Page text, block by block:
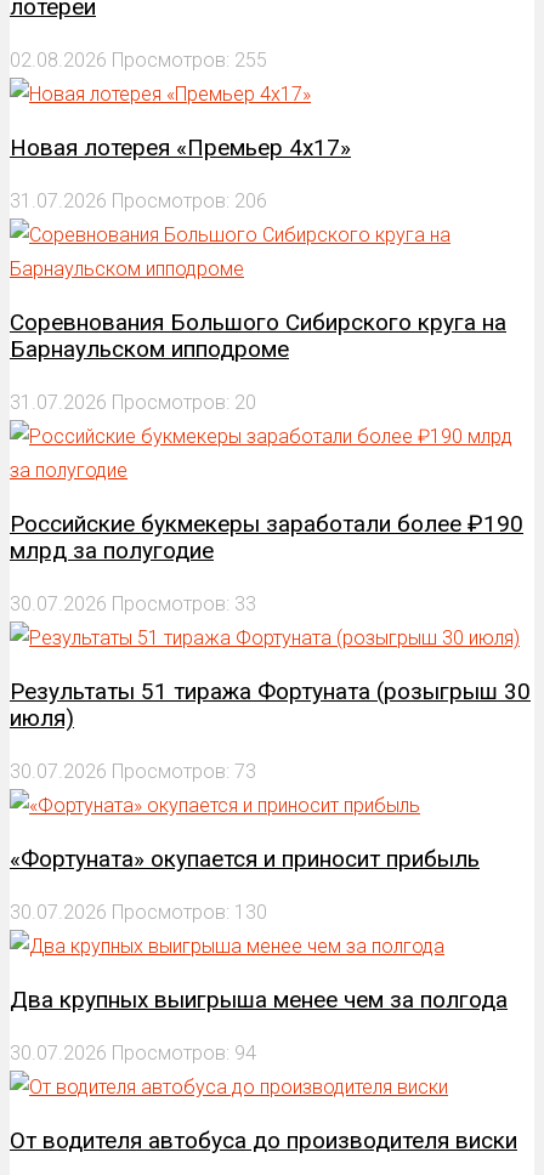
лотереи
02.08.2026 Просмотров: 255
Новая лотерея «Премьер 4х17»
31.07.2026 Просмотров: 206
Соревнования Большого Сибирского круга на
Барнаульском ипподроме
31.07.2026 Просмотров: 20
Российские букмекеры заработали более ₽190
млрд за полугодие
30.07.2026 Просмотров: 33
Результаты 51 тиража Фортуната (розыгрыш 30
июля)
30.07.2026 Просмотров: 73
«Фортуната» окупается и приносит прибыль
30.07.2026 Просмотров: 130
Два крупных выигрыша менее чем за полгода
30.07.2026 Просмотров: 94
От водителя автобуса до производителя виски